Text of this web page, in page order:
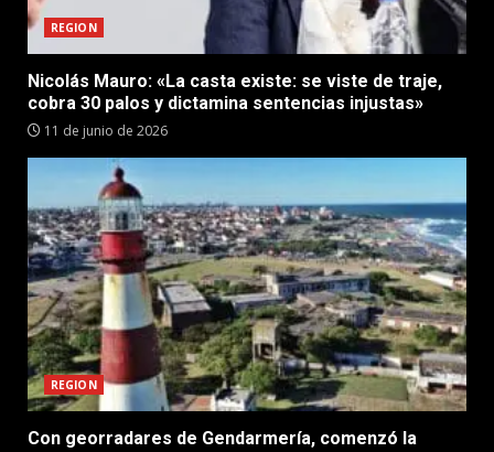
REGION
Nicolás Mauro: «La casta existe: se viste de traje,
cobra 30 palos y dictamina sentencias injustas»
11 de junio de 2026
REGION
Con georradares de Gendarmería, comenzó la